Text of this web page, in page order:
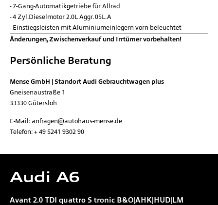
7-Gang-Automatikgetriebe für Allrad
4 Zyl.Dieselmotor 2.0L Aggr. 05L.A
Einstiegsleisten mit Aluminiumeinlegern vorn beleuchtet
Änderungen, Zwischenverkauf und Irrtümer vorbehalten!
Persönliche Beratung
Mense GmbH | Standort Audi Gebrauchtwagen plus
Gneisenaustraße 1
33330 Gütersloh
E-Mail: anfragen@autohaus-mense.de
Telefon: + 49 5241 9302 90
Audi A6
Avant 2.0 TDI quattro S tronic B&O|AHK|HUD|LM